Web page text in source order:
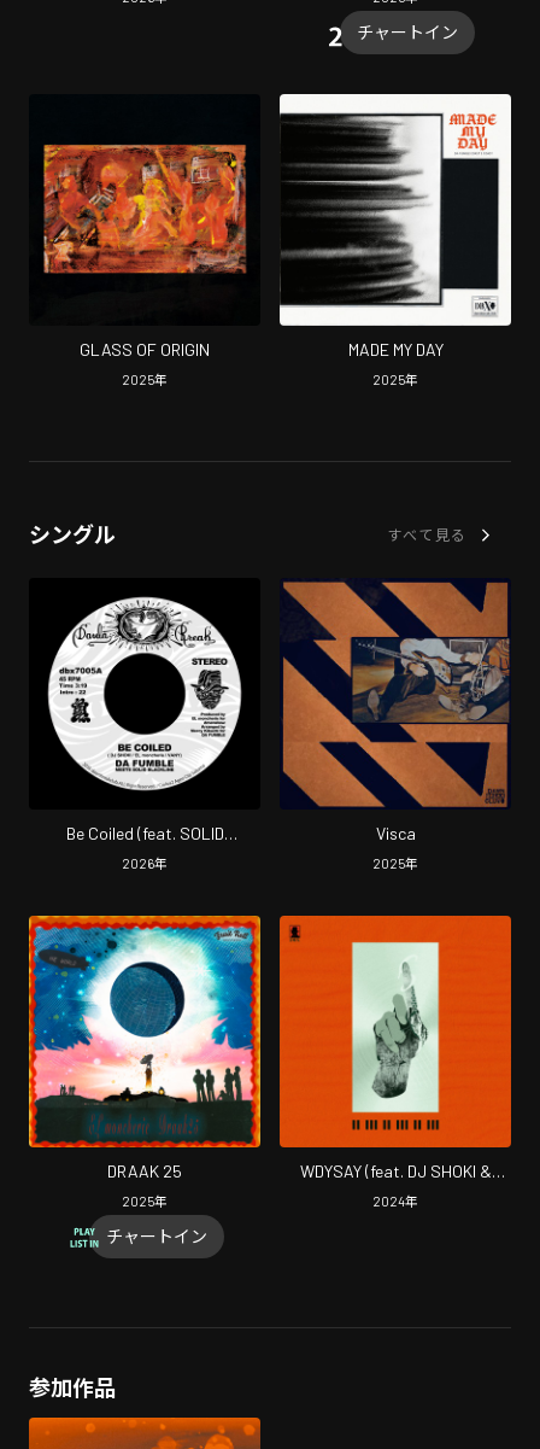
チャートイン
GLASS OF ORIGIN
2025年
MADE MY DAY
2025年
シングル すべて見る
Be Coiled (feat. SOLID
BLACKLINE)
2026年
Visca
2025年
DRAAK 25
2025年
チャートイン
WDYSAY (feat. DJ SHOKI &
DEWBUCK)
2024年
参加作品